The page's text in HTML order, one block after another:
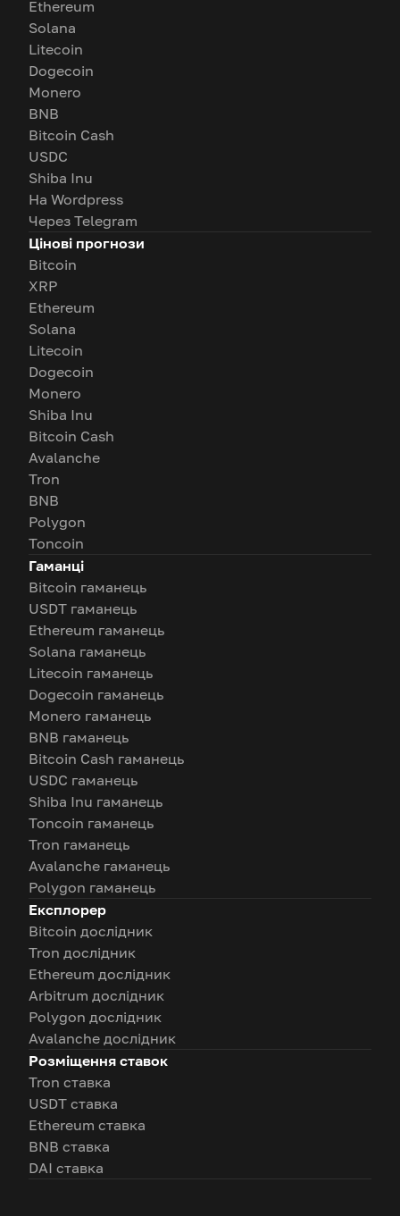
Ethereum
Solana
Litecoin
Dogecoin
Monero
BNB
Bitcoin Cash
USDC
Shiba Inu
На Wordpress
Через Telegram
Цінові прогнози
Bitcoin
XRP
Ethereum
Solana
Litecoin
Dogecoin
Monero
Shiba Inu
Bitcoin Cash
Avalanche
Tron
BNB
Polygon
Toncoin
Гаманці
Bitcoin гаманець
USDT гаманець
Ethereum гаманець
Solana гаманець
Litecoin гаманець
Dogecoin гаманець
Monero гаманець
BNB гаманець
Bitcoin Cash гаманець
USDC гаманець
Shiba Inu гаманець
Toncoin гаманець
Tron гаманець
Avalanche гаманець
Polygon гаманець
Експлорер
Bitcoin дослідник
Tron дослідник
Ethereum дослідник
Arbitrum дослідник
Polygon дослідник
Avalanche дослідник
Розміщення ставок
Tron ставка
USDT ставка
Ethereum ставка
BNB ставка
DAI ставка